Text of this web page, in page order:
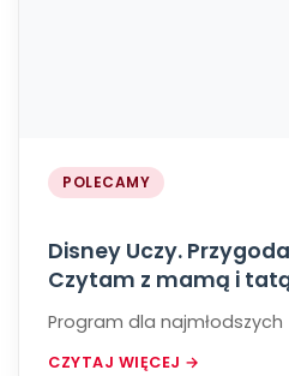
POLECAMY
Disney Uczy.
Czytam z mamą i
Program dla najmłodszych
CZYTAJ WIĘCEJ →